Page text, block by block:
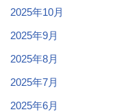
2025年10月
2025年9月
2025年8月
2025年7月
2025年6月